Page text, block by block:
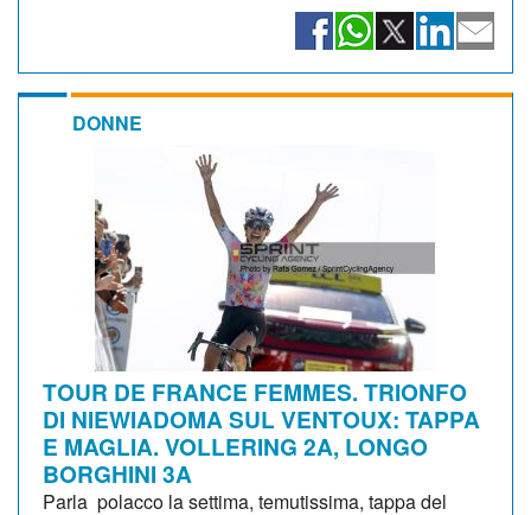
DONNE
TOUR DE FRANCE FEMMES. TRIONFO
DI NIEWIADOMA SUL VENTOUX: TAPPA
E MAGLIA. VOLLERING 2A, LONGO
BORGHINI 3A
Parla polacco la settima, temutissima, tappa del